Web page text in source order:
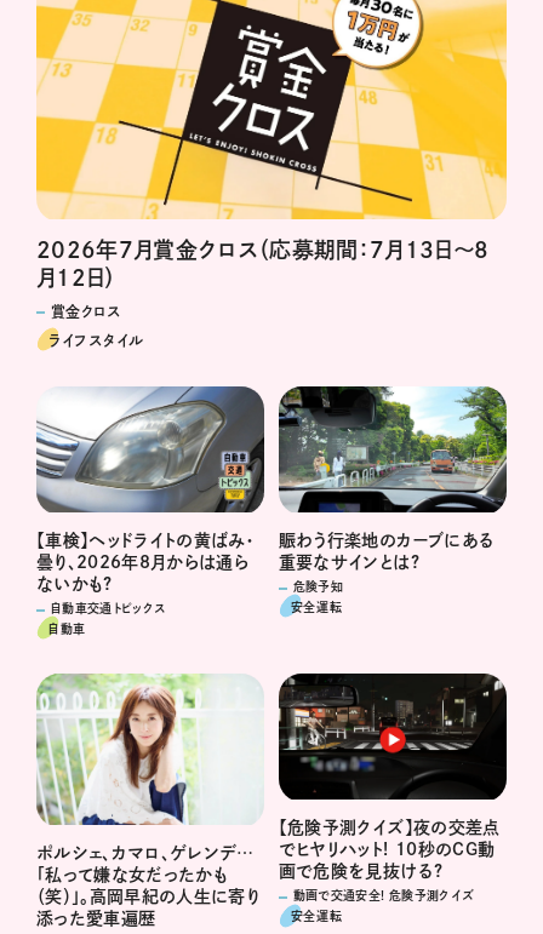
2026年7月賞金クロス（応募期間：7月13日～8
月12日）
賞金クロス
ライフスタイル
【車検】ヘッドライトの黄ばみ・
曇り、2026年8月からは通ら
ないかも?
自動車交通トピックス
自動車
賑わう行楽地のカーブにある
重要なサインとは?
危険予知
安全運転
ポルシェ、カマロ、ゲレンデ…
「私って嫌な女だったかも
（笑）」。高岡早紀の人生に寄り
添った愛車遍歴
【危険予測クイズ】夜の交差点
でヒヤリハット! 10秒のCG動
画で危険を見抜ける?
動画で交通安全! 危険予測クイズ
安全運転